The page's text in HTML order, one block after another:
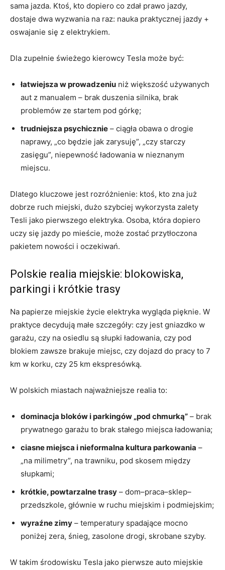
sama jazda. Ktoś, kto dopiero co zdał prawo jazdy,
dostaje dwa wyzwania na raz: nauka praktycznej jazdy +
oswajanie się z elektrykiem.
Dla zupełnie świeżego kierowcy Tesla może być:
łatwiejsza w prowadzeniu niż większość używanych
aut z manualem – brak duszenia silnika, brak
problemów ze startem pod górkę;
trudniejsza psychicznie – ciągła obawa o drogie
naprawy, „co będzie jak zarysuję”, „czy starczy
zasięgu”, niepewność ładowania w nieznanym
miejscu.
Dlatego kluczowe jest rozróżnienie: ktoś, kto zna już
dobrze ruch miejski, dużo szybciej wykorzysta zalety
Tesli jako pierwszego elektryka. Osoba, która dopiero
uczy się jazdy po mieście, może zostać przytłoczona
pakietem nowości i oczekiwań.
Polskie realia miejskie: blokowiska,
parkingi i krótkie trasy
Na papierze miejskie życie elektryka wygląda pięknie. W
praktyce decydują małe szczegóły: czy jest gniazdko w
garażu, czy na osiedlu są słupki ładowania, czy pod
blokiem zawsze brakuje miejsc, czy dojazd do pracy to 7
km w korku, czy 25 km ekspresówką.
W polskich miastach najważniejsze realia to:
dominacja bloków i parkingów „pod chmurką” – brak
prywatnego garażu to brak stałego miejsca ładowania;
ciasne miejsca i nieformalna kultura parkowania –
„na milimetry”, na trawniku, pod skosem między
słupkami;
krótkie, powtarzalne trasy – dom–praca–sklep–
przedszkole, głównie w ruchu miejskim i podmiejskim;
wyraźne zimy – temperatury spadające mocno
poniżej zera, śnieg, zasolone drogi, skrobane szyby.
W takim środowisku Tesla jako pierwsze auto miejskie